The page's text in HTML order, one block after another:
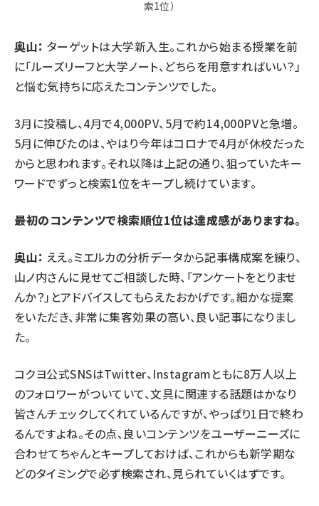
索1位）
奥山： ターゲットは大学新入生。これから始まる授業を前
に「ルーズリーフと大学ノート、どちらを用意すればいい？」
と悩む気持ちに応えたコンテンツでした。
3月に投稿し、4月で4,000PV、5月で約14,000PVと急増。
5月に伸びたのは、やはり今年はコロナで4月が休校だった
からと思われます。それ以降は上記の通り、狙っていたキー
ワードでずっと検索1位をキープし続けています。
――最初のコンテンツで検索順位1位は達成感がありますね。
奥山： ええ。ミエルカの分析データから記事構成案を練り、
山ノ内さんに見せてご相談した時、「アンケートをとりませ
んか？」とアドバイスしてもらえたおかげです。細かな提案
をいただき、非常に集客効果の高い、良い記事になりまし
た。
コクヨ公式SNSはTwitter、Instagramともに8万人以上
のフォロワーがついていて、文具に関連する話題はかなり
皆さんチェックしてくれているんですが、やっぱり1日で終わ
るんですよね。その点、良いコンテンツをユーザーニーズに
合わせてちゃんとキープしておけば、これからも新学期な
どのタイミングで必ず検索され、見られていくはずです。